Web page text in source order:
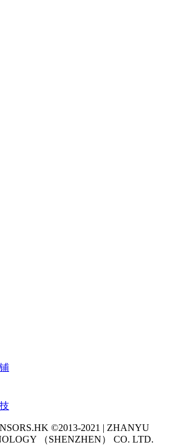
©2013-2021 | ZHANYU
（SHENZHEN） CO. LTD.